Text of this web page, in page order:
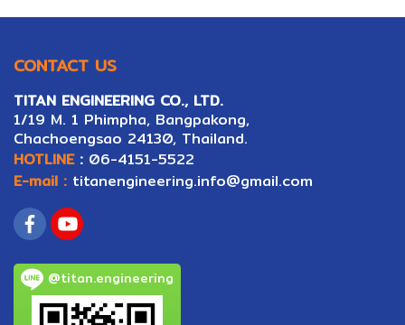
CONTACT US
TITAN ENGINEERING CO., LTD.
1/19 M. 1 Phimpha, Bangpakong,
Chachoengsao 24130, Thailand.
HOTLINE: 06-4151-5522
E-mail : titanengineering.info@gmail.com
@titan.engineering